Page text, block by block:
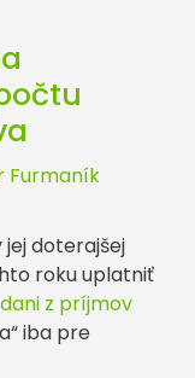
Furmaník
doterajšej
roku uplatniť
z príjmov
iba pre